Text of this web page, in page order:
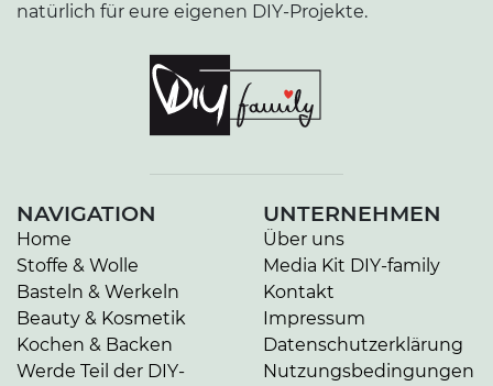
natürlich für eure eigenen DIY-Projekte.
NAVIGATION
Home
Stoffe & Wolle
Basteln & Werkeln
Beauty & Kosmetik
Kochen & Backen
Werde Teil der DIY-
UNTERNEHMEN
Über uns
Media Kit DIY-family
Kontakt
Impressum
Da­ten­schutz­er­klä­rung
Nut­zungs­be­din­gun­gen